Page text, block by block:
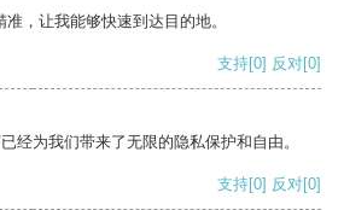
，让我能够快速到达目的地。
支持[0] 反对[0]
经为我们带来了无限的隐私保护和自由。
支持[0] 反对[0]